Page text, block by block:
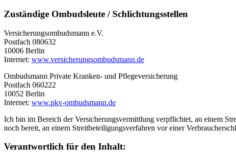
Zuständige Ombudsleute / Schlichtungsstellen
Versicherungsombudsmann e.V.
Postfach 080632
10006 Berlin
Internet: www.versicherungsombudsmann.de
Ombudsmann Private Kranken- und Pflegeversicherung
Postfach 060222
10052 Berlin
Internet: www.pkv-ombudsmann.de
Ich bin im Bereich der Versicherungsvermittlung verpflichtet, an einem
noch bereit, an einem Streitbeteiligungsverfahren vor einer
Verantwortlich für den Inhalt: